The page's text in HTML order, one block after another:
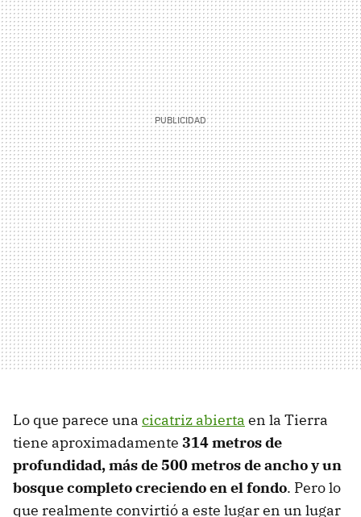
Lo que parece una cicatriz abierta en la Tierra
tiene aproximadamente 314 metros de
profundidad, más de 500 metros de ancho y un
bosque completo creciendo en el fondo. Pero lo
que realmente convirtió a este lugar en un lugar